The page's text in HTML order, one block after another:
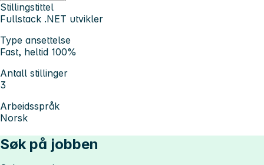
Stillingstittel
Fullstack .NET utvikler
Type ansettelse
Fast, heltid 100%
Antall stillinger
3
Arbeidsspråk
Norsk
Søk på jobben